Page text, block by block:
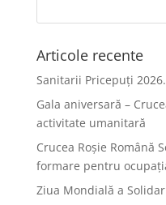
Articole recente
Sanitarii Pricepuți
Gala aniversară –
activitate umanitară
Crucea Roșie Română
formare pentru
Ziua Mondială a